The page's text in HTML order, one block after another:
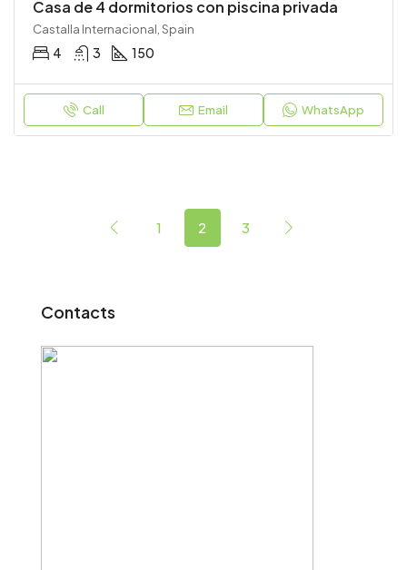
Casa de 4 dormitorios con piscina privada
Castalla Internacional, Spain
4 3 150
Call Email WhatsApp
1 2 3
Contacts